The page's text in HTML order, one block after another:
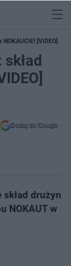
[VIDEO]
Dodaj do Google
drużyn
NOKAUT w